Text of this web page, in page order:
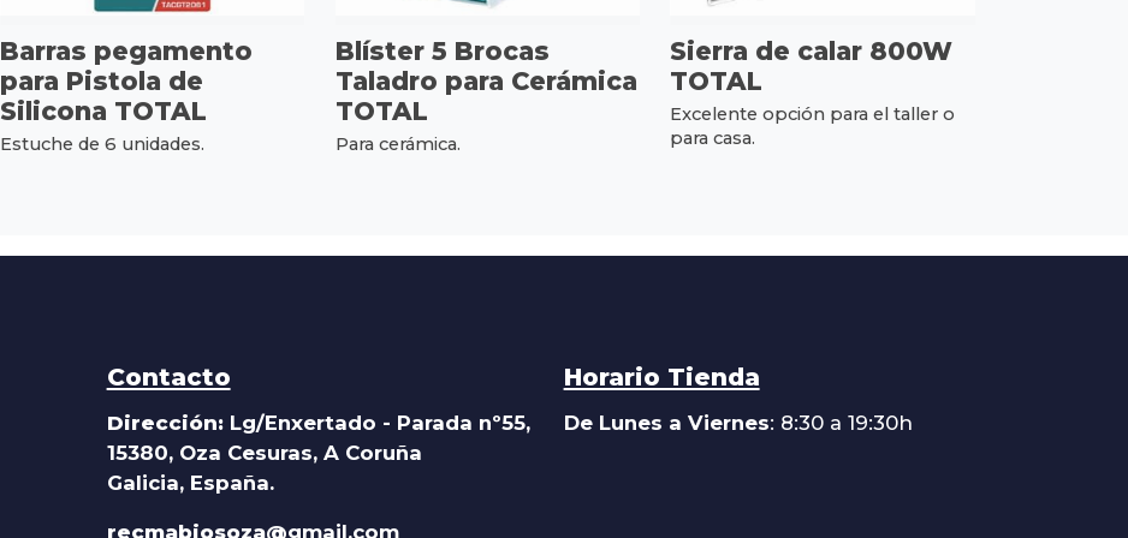
Barras pegamento
para Pistola de
Silicona TOTAL
Estuche de 6 unidades.
Blíster 5 Brocas
Taladro para Cerámica
TOTAL
Para cerámica.
Sierra de calar 800W
TOTAL
Excelente opción para el taller o
para casa.
Contacto
Dirección: Lg/Enxertado - Parada nº55,
15380, Oza Cesuras, A Coruña
Galicia, España.
recmabiosoza@gmail.com
Horario Tienda
De Lunes a Viernes: 8:30 a 19:30h